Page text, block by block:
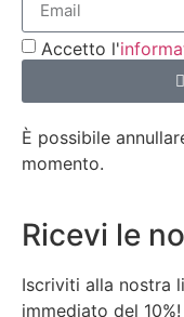
Accetto l'
È possibile
momento.
Ricevi le
Iscriviti alla nostra
immediato del 10%!